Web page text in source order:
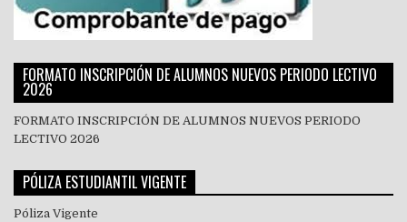
FORMATO INSCRIPCIÓN DE ALUMNOS NUEVOS PERIODO LECTIVO
2026
FORMATO INSCRIPCIÓN DE ALUMNOS NUEVOS PERIODO
LECTIVO 2026
PÓLIZA ESTUDIANTIL VIGENTE
Póliza Vigente